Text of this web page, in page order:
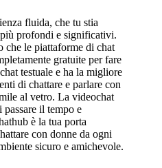
fluida, che tu stia
profondi e significativi.
che le piattaforme di chat
gratuite per fare
testuale e ha la migliore
di chattare e parlare con
al vetro. La videochat
il tempo e
è la tua porta
con donne da ogni
sicuro e amichevole.